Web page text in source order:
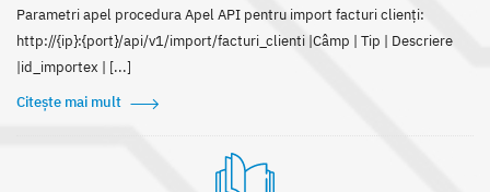
Parametri apel procedura Apel API pentru import facturi clienți:
http://{ip}:{port}/api/v1/import/facturi_clienti |Câmp | Tip | Descriere
|id_importex | [...]
Citește mai mult